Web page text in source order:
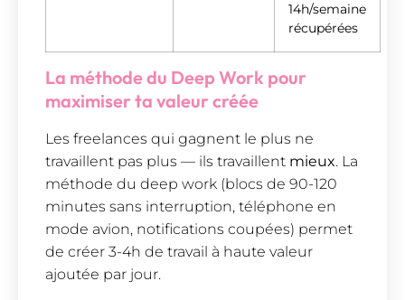
14h/semaine
récupérées
La méthode du Deep Work pour
maximiser ta valeur créée
Les freelances qui gagnent le plus ne
travaillent pas plus — ils travaillent mieux. La
méthode du deep work (blocs de 90-120
minutes sans interruption, téléphone en
mode avion, notifications coupées) permet
de créer 3-4h de travail à haute valeur
ajoutée par jour.